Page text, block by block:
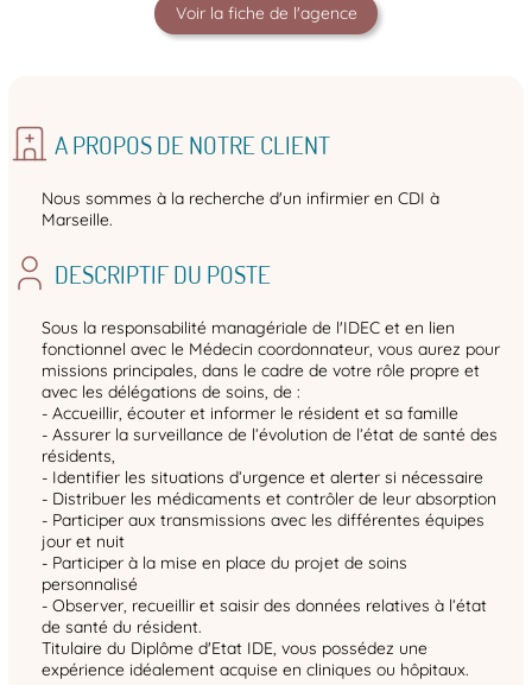
Voir la fiche de l'agence
A PROPOS DE NOTRE CLIENT
Nous sommes à la recherche d'un infirmier en CDI à
Marseille.
DESCRIPTIF DU POSTE
Sous la responsabilité managériale de l'IDEC et en lien
fonctionnel avec le Médecin coordonnateur, vous aurez pour
missions principales, dans le cadre de votre rôle propre et
avec les délégations de soins, de :
- Accueillir, écouter et informer le résident et sa famille
- Assurer la surveillance de l’évolution de l’état de santé des
résidents,
- Identifier les situations d’urgence et alerter si nécessaire
- Distribuer les médicaments et contrôler de leur absorption
- Participer aux transmissions avec les différentes équipes
jour et nuit
- Participer à la mise en place du projet de soins
personnalisé
- Observer, recueillir et saisir des données relatives à l’état
de santé du résident.
Titulaire du Diplôme d'Etat IDE, vous possédez une
expérience idéalement acquise en cliniques ou hôpitaux.